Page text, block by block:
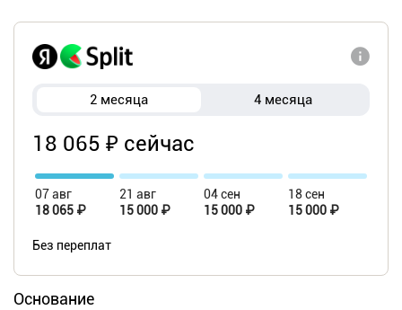
2 месяца 4 месяца
18 065 ₽ сейчас
07 авг
18 065 ₽
21 авг
15 000 ₽
04 сен
15 000 ₽
18 сен
15 000 ₽
Без переплат
Основание